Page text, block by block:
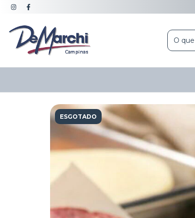
ESGOTADO